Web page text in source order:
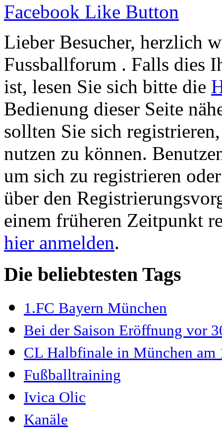
Facebook Like Button
Lieber Besucher, herzlich
Fussballforum . Falls dies
ist, lesen Sie sich bitte die
Bedienung dieser Seite
sollten Sie sich
nutzen zu können.
um sich zu registrieren
über den
einem früheren Zeitpunkt
hier anmelden.
Die beliebtesten Tags
1.FC Bayern München
Bei der Saison Eröffnung vor
CL Halbfinale in München am
Fußballtraining
Ivica Olic
Kanäle